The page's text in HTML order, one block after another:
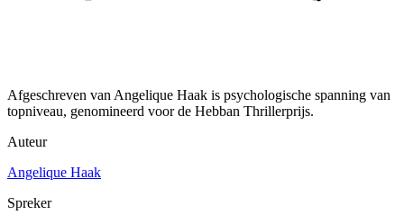
Afgeschreven van Angelique Haak is psychologische spanning van
topniveau, genomineerd voor de Hebban Thrillerprijs.
Auteur
Angelique Haak
Spreker